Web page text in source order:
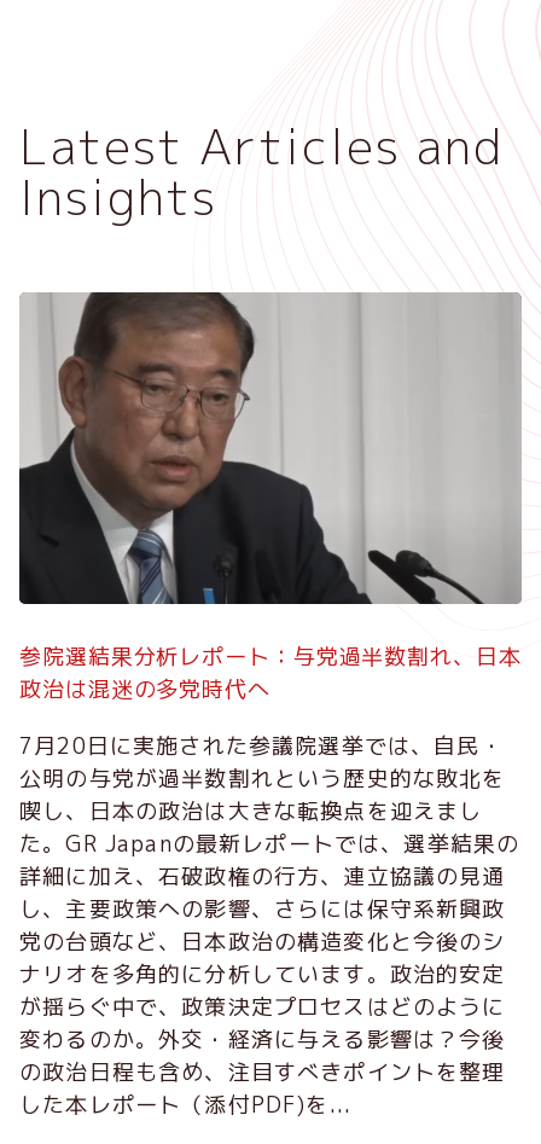
動
Latest Articles and
Insights
参院選結果分析レポート：与党過半数割れ、日本
政治は混迷の多党時代へ
7月20日に実施された参議院選挙では、自民・
公明の与党が過半数割れという歴史的な敗北を
喫し、日本の政治は大きな転換点を迎えまし
た。GR Japanの最新レポートでは、選挙結果の
詳細に加え、石破政権の行方、連立協議の見通
し、主要政策への影響、さらには保守系新興政
党の台頭など、日本政治の構造変化と今後のシ
ナリオを多角的に分析しています。政治的安定
が揺らぐ中で、政策決定プロセスはどのように
変わるのか。外交・経済に与える影響は？今後
の政治日程も含め、注目すべきポイントを整理
した本レポート（添付PDF)を...